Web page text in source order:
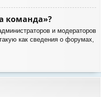
команда»?
и модераторов
как сведения о форумах,